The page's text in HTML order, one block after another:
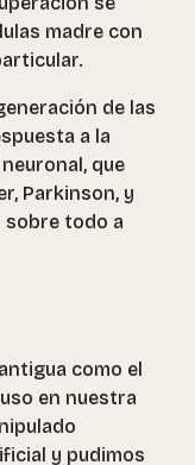
madre con
de las
a la
que
Parkinson, y
sobre todo a
como el
en nuestra
y pudimos